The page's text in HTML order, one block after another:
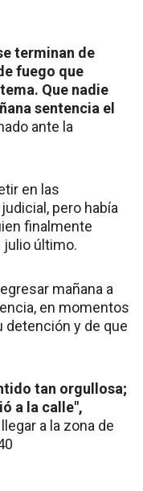
terminan de
fuego que
Que nadie
sentencia el
ante la
en las
pero había
finalmente
julio último.
mañana a
en momentos
detención y de que
tan orgullosa;
a la calle",
a la zona de